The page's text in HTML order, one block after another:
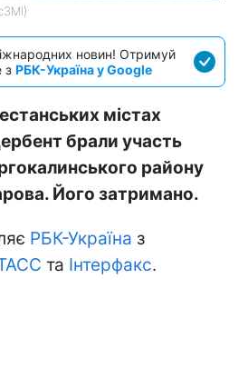
новин! Отримуй
з РБК-Україна у Google
містах
брали участь
району
Його затримано.
РБК-Україна з
та Інтерфакс.